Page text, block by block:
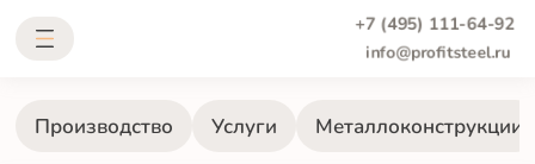
+7 (495) 111-64-92
info@profitsteel.ru
Производство Услуги Металлоконструкции